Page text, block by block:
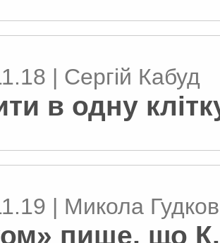
| Сергій Кабуд
в одну
| Микола
пише, що